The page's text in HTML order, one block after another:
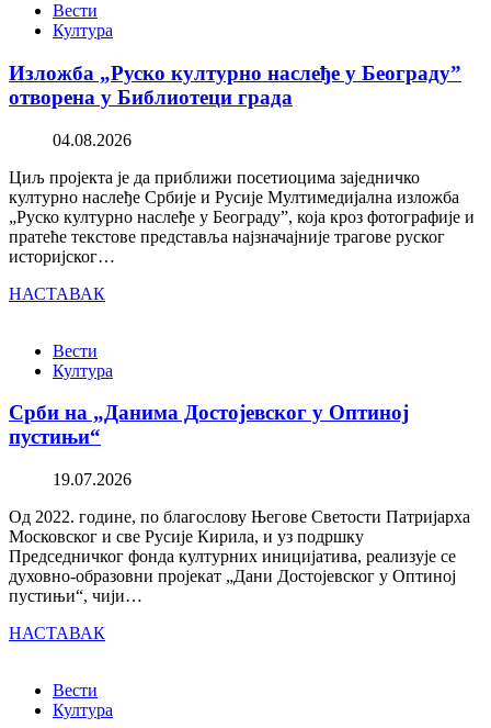
Вести
Култура
Изложба „Руско културно наслеђе у Београду”
отворена у Библиотеци града
04.08.2026
Циљ пројекта је да приближи посетиоцима заједничко
културно наслеђе Србије и Русије Мултимедијална изложба
„Руско културно наслеђе у Београду”, која кроз фотографије и
пратеће текстове представља најзначајније трагове руског
историјског…
НАСТАВАК
Вести
Култура
Срби на „Данима Достојевског у Оптиној
пустињи“
19.07.2026
Од 2022. године, по благослову Његове Светости Патријарха
Московског и све Русије Кирила, и уз подршку
Председничког фонда културних иницијатива, реализује се
духовно-образовни пројекат „Дани Достојевског у Оптиној
пустињи“, чији…
НАСТАВАК
Вести
Култура